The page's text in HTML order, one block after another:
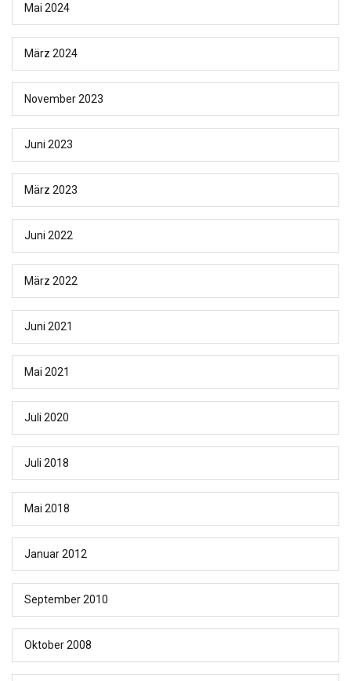
Mai 2024
März 2024
November 2023
Juni 2023
März 2023
Juni 2022
März 2022
Juni 2021
Mai 2021
Juli 2020
Juli 2018
Mai 2018
Januar 2012
September 2010
Oktober 2008